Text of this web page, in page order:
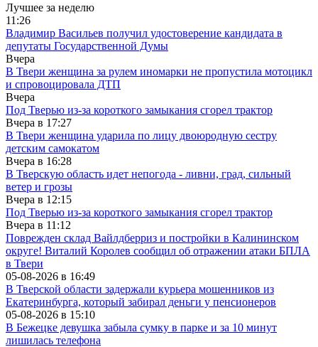
Лучшее за неделю
11:26
Владимир Васильев получил удостоверение кандидата в
депутаты Государственной Думы
Вчера
В Твери женщина за рулем иномарки не пропустила мотоцикл
и спровоцировала ДТП
Вчера
Под Тверью из-за короткого замыкания сгорел трактор
Вчера в 17:27
В Твери женщина ударила по лицу двоюродную сестру
детским самокатом
Вчера в 16:28
В Тверскую область идет непогода - ливни, град, сильный
ветер и грозы
Вчера в 12:15
Под Тверью из-за короткого замыкания сгорел трактор
Вчера в 11:12
Поврежден склад Вайлдберриз и постройки в Калининском
округе! Виталий Королев сообщил об отражении атаки БПЛА
в Твери
05-08-2026 в 16:49
В Тверской области задержали курьера мошенников из
Екатеринбурга, который забирал деньги у пенсионеров
05-08-2026 в 15:10
В Бежецке девушка забыла сумку в парке и за 10 минут
лишилась телефона